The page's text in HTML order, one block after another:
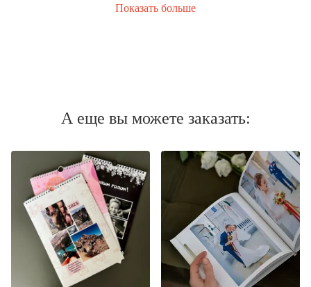
Показать больше
А еще вы можете заказать: